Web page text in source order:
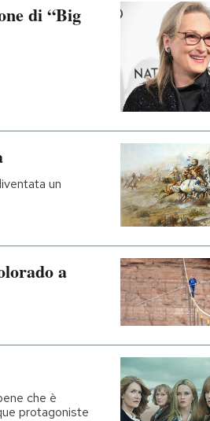
di “Big
un
a
che è
protagoniste